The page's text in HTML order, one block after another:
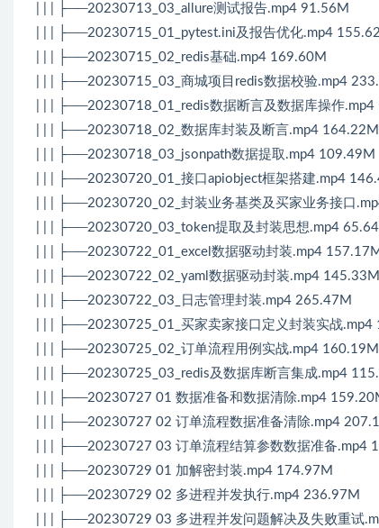
| | | ├──20230713_03_allure测试报告.mp4 91.56M
| | | ├──20230715_01_pytest.ini及报告优化.mp4
| | | ├──20230715_02_redis基础.mp4 169.60M
| | | ├──20230715_03_商城项目redis数据校验.mp4
| | | ├──20230718_01_redis数据断言及数据库操作
| | | ├──20230718_02_数据库封装及断言.mp4 164.22M
| | | ├──20230718_03_jsonpath数据提取.mp4 109.49M
| | | ├──20230720_01_接口apiobject框架搭建.mp4
| | | ├──20230720_02_封装业务基类及买家业务接口
| | | ├──20230720_03_token提取及封装思想.mp4
| | | ├──20230722_01_excel数据驱动封装.mp4
| | | ├──20230722_02_yaml数据驱动封装.mp4 145.33M
| | | ├──20230722_03_日志管理封装.mp4 265.47M
| | | ├──20230725_01_买家卖家接口定义封装实战.mp4
| | | ├──20230725_02_订单流程用例实战.mp4 160.19M
| | | ├──20230725_03_redis及数据库断言集成.mp4
| | | ├──20230727 01 数据准备和数据清除.mp4
| | | ├──20230727 02 订单流程数据准备清除.mp4
| | | ├──20230727 03 订单流程结算参数数据准备.mp4
| | | ├──20230729 01 加解密封装.mp4 174.97M
| | | ├──20230729 02 多进程并发执行.mp4 236.97M
| | | ├──20230729 03 多进程并发问题解决及失败重试